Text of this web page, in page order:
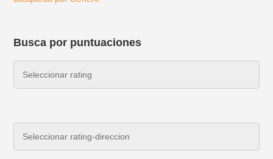
Busca por puntuaciones